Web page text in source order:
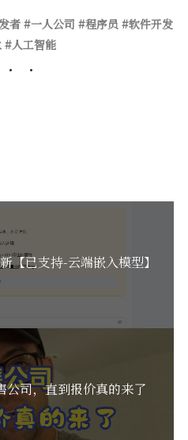
者 #一人公司 #程序员 #软件开发
#人工智能
【已支持-云端嵌入模型】
公司，直到报价真的来了